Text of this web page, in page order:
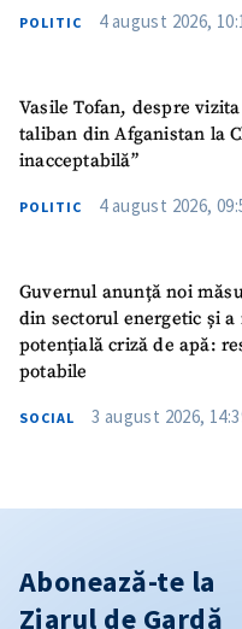
POLITIC 4 august 2026,
Vasile Tofan, despre
taliban din Afganistan la
inacceptabilă”
POLITIC 4 august 2026,
Guvernul anunță noi
din sectorul energetic și
potențială criză de apă:
potabile
SOCIAL 3 august 2026,
Abonează-te la
Ziarul de Gardă